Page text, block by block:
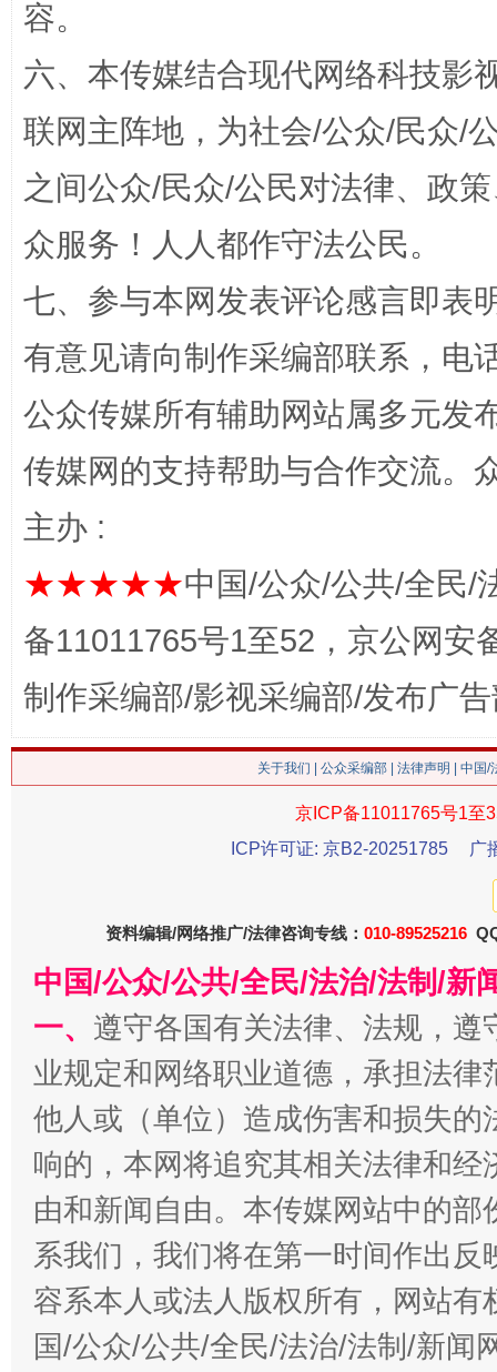
在谋一域中谋全局
今
习近平的博鳌关键词
魏明亮
“刷贴”乱象丛生
生
揭批美国五大"原罪" "炒
容。
六、本传媒结合现代网络科技影
联网主阵地，为社会/公众/民众/
之间公众/民众/公民对法律、政
众服务！人人都作守法公民。
七、参与本网发表评论感言即表
有意见请向制作采编部联系，电
公众传媒所有辅助网站属多元发
传媒网的支持帮助与合作交流。
主办 :
★★★★★中国/公众/公共/全民/
备11011765号1至52，京公网安
制作采编部/影视采编部/发布广
关于我们 公众采编部 法律声明 | 中国
京ICP备11011765号1至
ICP许可证: 京B2-20251785
广
资料编辑/网络推广/法律咨询专线： 010-89525216
中国/公众/公共/全民/法治/法制/新
一、 遵守各国有关法律、法规，
业规定和网络职业道德，承担法
他人或（单位）造成伤害和损失
响的，本网将追究其相关法律和
由和新闻自由。本传媒网站中的
系我们，我们将在第一时间作出
容系本人或法人版权所有，网站
国/公众/公共/全民/法治/法制/新闻